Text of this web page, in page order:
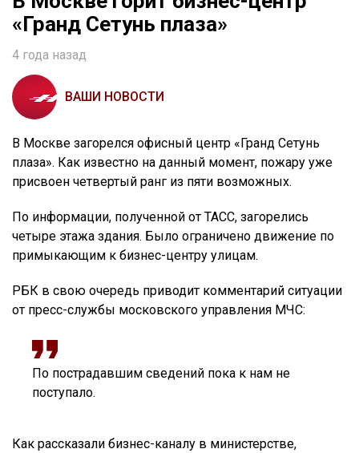
«Гранд Сетунь плаза»
4 года назад
ВАШИ НОВОСТИ
В Москве загорелся офисный центр «Гранд Сетунь
плаза». Как известно на данный момент, пожару уже
присвоен четвертый ранг из пяти возможных.
По информации, полученной от ТАСС, загорелись
четыре этажа здания. Было ограничено движение по
примыкающим к бизнес-центру улицам.
РБК в свою очередь приводит комментарий ситуации
от пресс-службы московского управления МЧС:
По пострадавшим сведений пока к нам не
поступало.
Как рассказали бизнес-каналу в министерстве,